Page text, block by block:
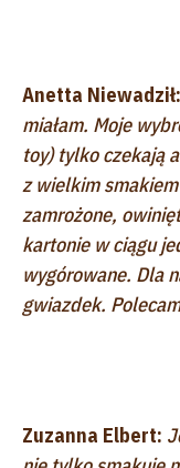
Anetta Niewadził:
miałam. Moje
toy) tylko czekają
z wielkim
zamrożone,
kartonie w ciągu
wygórowane. Dla
gwiazdek.
Zuzanna Elbert: